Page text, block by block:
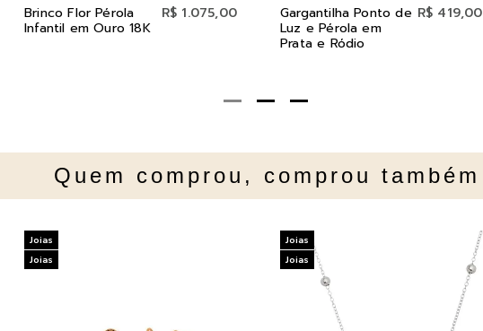
Brinco Flor Pérola
Infantil em Ouro 18K
R$ 1.075,00
Gargantilha Ponto de
Luz e Pérola em
Prata e Ródio
R$ 419,00
Quem comprou, comprou também
Joias
Joias
Joias
Joias